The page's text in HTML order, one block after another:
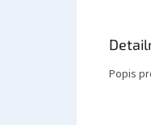
Popis